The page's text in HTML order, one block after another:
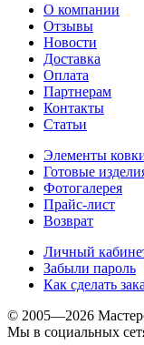
О компании
Отзывы
Новости
Доставка
Оплата
Партнерам
Контакты
Статьи
Элементы
Готовые
Фотогалерея
Прайс-лист
Возврат
Личный
Забыли пароль
Как сделать
© 2005—2026
Мы в социальных